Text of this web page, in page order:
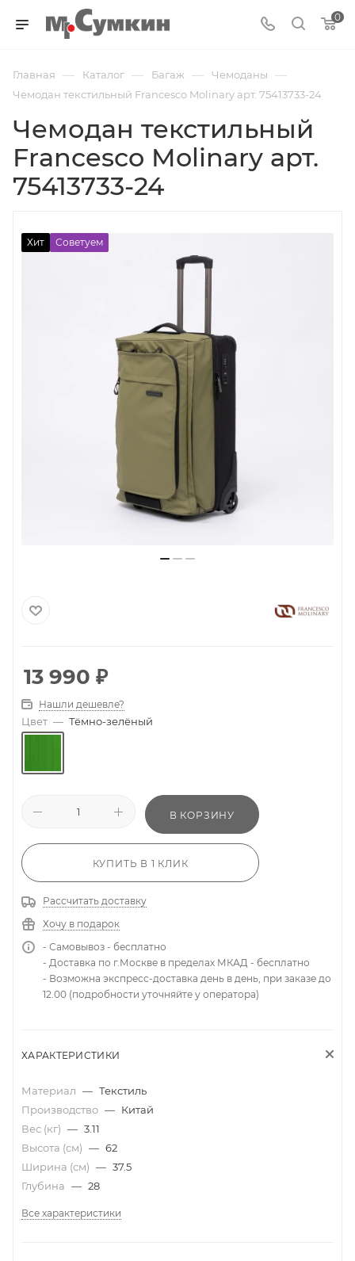
0
Главная — Каталог — Багаж — Чемоданы —
Чемодан текстильный Francesco Molinary арт. 75413733-24
Чемодан текстильный
Francesco Molinary арт.
75413733-24
Хит Советуем
13 990 ₽
Нашли дешевле?
Цвет — Тёмно-зелёный
В КОРЗИНУ
КУПИТЬ В 1 КЛИК
Рассчитать доставку
Хочу в подарок
- Самовывоз - бесплатно
- Доставка по г.Москве в пределах МКАД - бесплатно
- Возможна экспресс-доставка день в день, при заказе до
12.00 (подробности уточняйте у оператора)
ХАРАКТЕРИСТИКИ
Материал — Текстиль
Производство — Китай
Вес (кг) — 3.11
Высота (см) — 62
Ширина (см) — 37.5
Глубина — 28
Все характеристики